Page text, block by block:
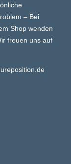
– Bei
Shop wenden
freuen uns auf